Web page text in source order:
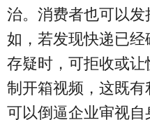
治。消费者也可以
如，若发现快递已
存疑时，可拒收或
制开箱视频，这既
可以倒逼企业审视